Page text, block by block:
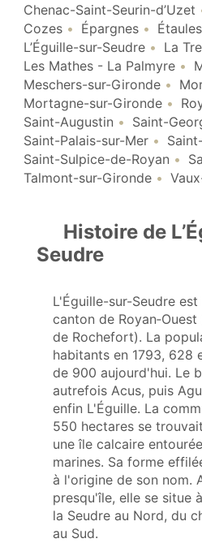
Chenac-Saint-Seurin-d’Uzet
Cozes
Épargnes Étaules
L’Éguille-sur-Seudre
La
Les Mathes - La Palmyre
Meschers-sur-Gironde
Mortagne-sur-Gironde
Saint-Augustin
Saint-
Saint-Palais-sur-Mer
Saint-Sulpice-de-Royan
Talmont-sur-Gironde
Histoire de
Seudre
L'Éguille-sur-Seudre
canton de
de Rochefort). La
habitants en 1793, 628
de 900 aujourd'hui. Le
autrefois Acus, puis
enfin L'Éguille. La
550 hectares se
une île calcaire
marines. Sa forme
à l'origine de son nom.
presqu'île, elle se situe
la Seudre au Nord, du
au Sud.